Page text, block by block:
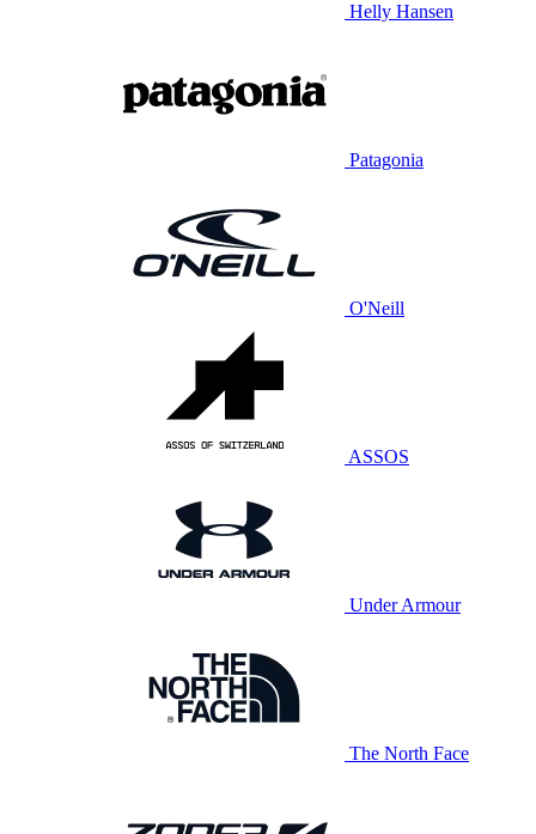
Helly Hansen
Patagonia
O'Neill
ASSOS
Under Armour
The North Face